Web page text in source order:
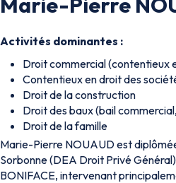
Activités dominantes :
Droit commercial (contentieux
Contentieux en droit des
Droit de la construction
Droit des baux (bail
Droit de la famille
Marie-Pierre NOUAUD est
Sorbonne (DEA Droit Privé
BONIFACE, intervenant